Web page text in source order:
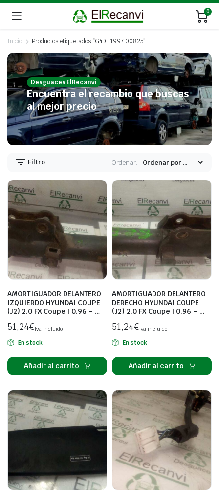
0
Inicio Productos etiquetados “G4DF 1997 00825”
Desguaces ElRecanvi
Encuentra el recambio que buscas
al mejor precio
Filtro Ordenar:
AMORTIGUADOR DELANTERO
IZQUIERDO HYUNDAI COUPE
(J2) 2.0 FX Coupe | 0.96 – …
51,24€Iva incluido
En stock
Añadir al carrito
AMORTIGUADOR DELANTERO
DERECHO HYUNDAI COUPE
(J2) 2.0 FX Coupe | 0.96 – …
51,24€Iva incluido
En stock
Añadir al carrito